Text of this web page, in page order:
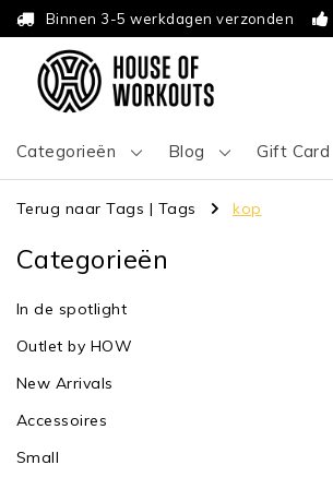
Binnen 3-5 werkdagen verzonden
Categorieën Blog Gift Card
Terug naar Tags | Tags kop
Categorieën
In de spotlight
Outlet by HOW
New Arrivals
Accessoires
Small